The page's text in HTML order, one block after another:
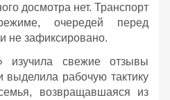
досмотра нет. Транспорт
очередей перед
не зафиксировано.
изучила свежие отзывы
рабочую тактику
возвращавшаяся из